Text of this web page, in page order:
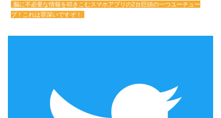
脳に不必要な情報を叩きこむスマホアプリの2台巨頭の一つユーチュー
ブ！これは罪深いですぞ！